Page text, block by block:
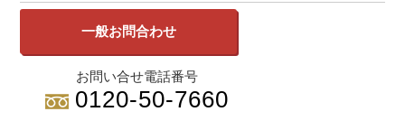
一般お問合わせ
お問い合せ電話番号
0120-50-7660